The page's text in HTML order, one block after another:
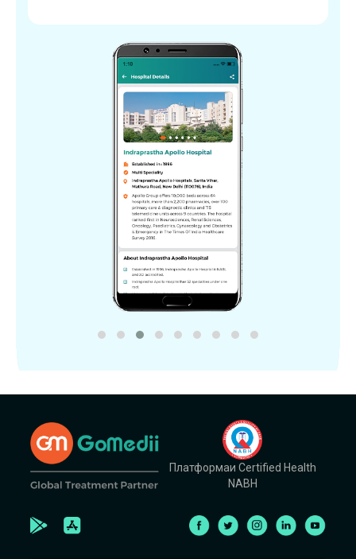
Платформаи Certified Health
NABH